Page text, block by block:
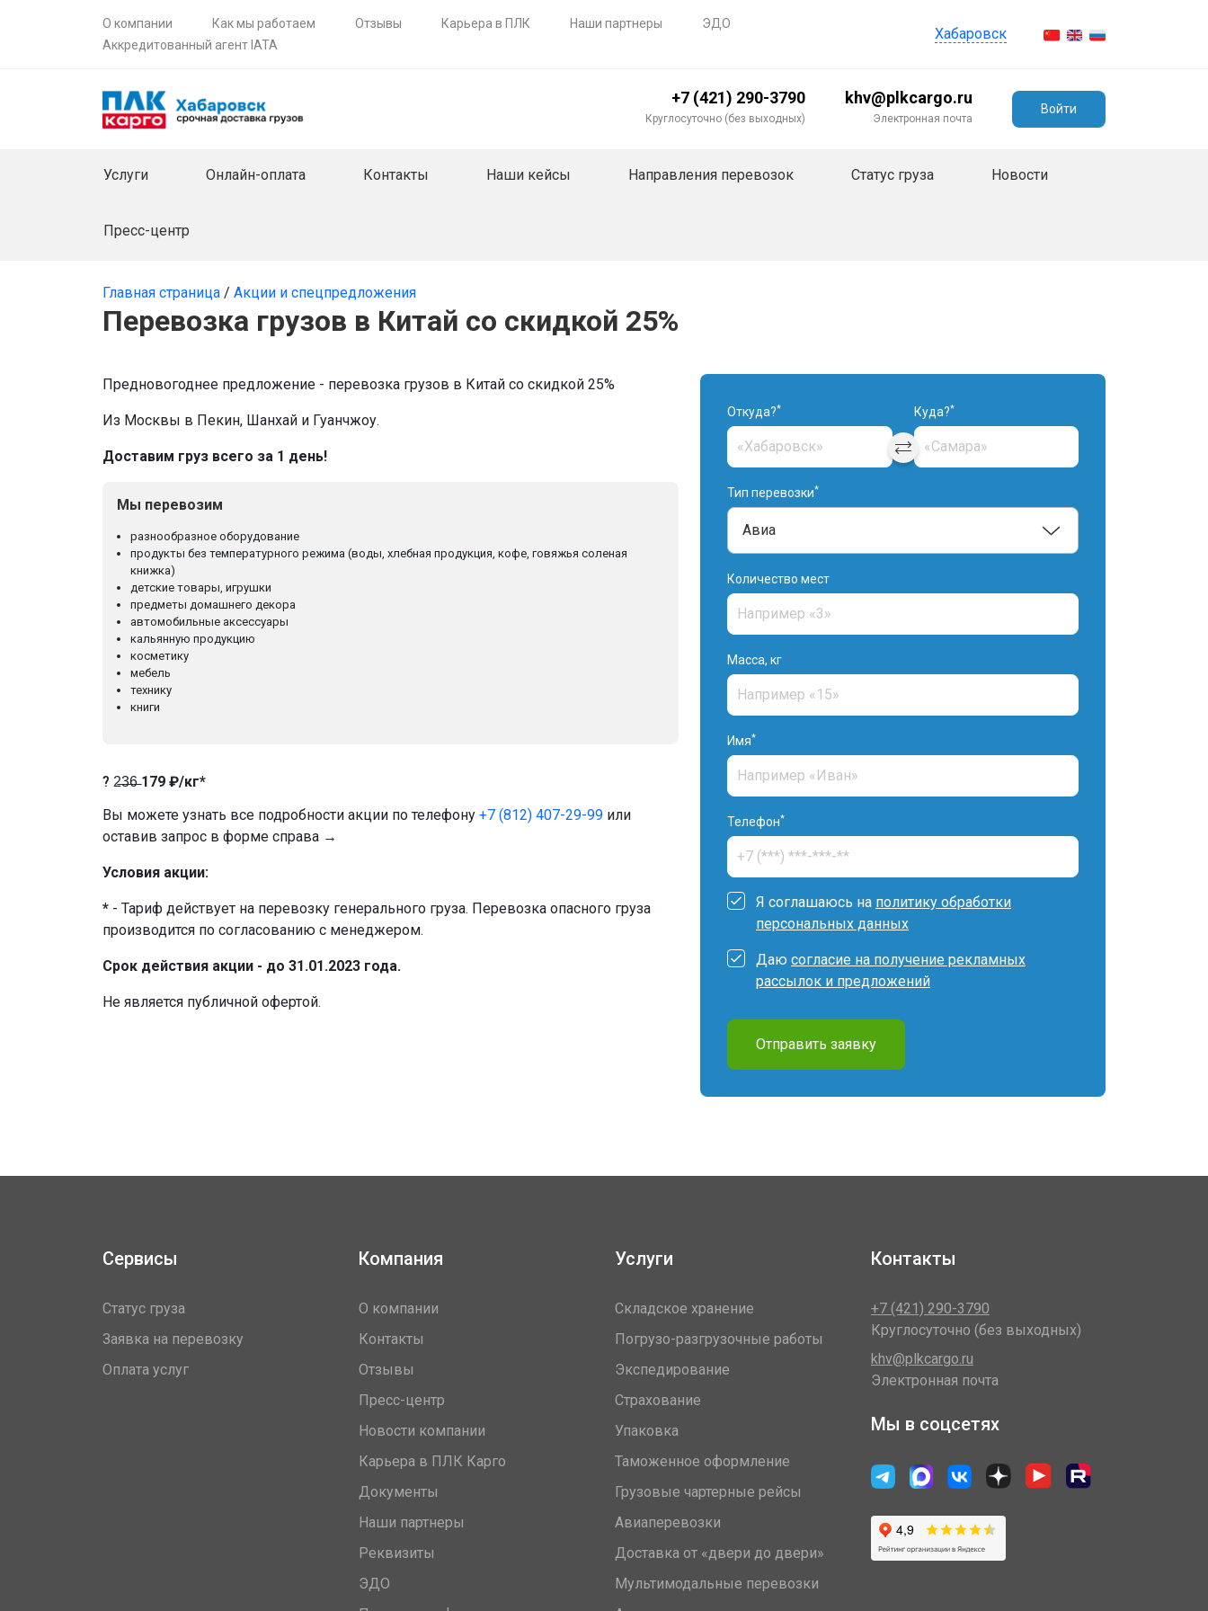
О компании Как мы работаем Отзывы Карьера в ПЛК Наши партнеры
ЭДО
Аккредитованный агент IATA
Хабаровск
+7 (421) 290-3790
Круглосуточно (без выходных)
khv@plkcargo.ru
Электронная почта
Войти
Услуги Онлайн-оплата Контакты Наши кейсы Направления перевозок Статус груза Новости
Пресс-центр
Главная страница / Акции и спецпредложения
Перевозка грузов в Китай со скидкой 25%
Предновогоднее предложение - перевозка грузов в Китай со скидкой 25%
Из Москвы в Пекин, Шанхай и Гуанчжоу.
Доставим груз всего за 1 день!
Мы перевозим
разнообразное оборудование
продукты без температурного режима (воды, хлебная продукция, кофе, говяжья соленая
книжка)
детские товары, игрушки
предметы домашнего декора
автомобильные аксессуары
кальянную продукцию
косметику
мебель
технику
книги
? 2̶3̶6̶179 ₽/кг*
Вы можете узнать все подробности акции по телефону +7 (812) 407-29-99 или
оставив запрос в форме справа →
Условия акции:
* - Тариф действует на перевозку генерального груза. Перевозка опасного груза
производится по согласованию с менеджером.
Срок действия акции - до 31.01.2023 года.
Не является публичной офертой.
Откуда?* Куда?*
Тип перевозки*
Количество мест
Масса, кг
Имя*
Телефон*
Я соглашаюсь на политику обработки
персональных данных
Даю согласие на получение рекламных
рассылок и предложений
Отправить заявку
Сервисы
Статус груза
Заявка на перевозку
Оплата услуг
Компания
О компании
Контакты
Отзывы
Пресс-центр
Новости компании
Карьера в ПЛК Карго
Документы
Наши партнеры
Реквизиты
ЭДО
Услуги
Складское хранение
Погрузо-разгрузочные работы
Экспедирование
Страхование
Упаковка
Таможенное оформление
Грузовые чартерные рейсы
Авиаперевозки
Доставка от «двери до двери»
Мультимодальные перевозки
Контакты
+7 (421) 290-3790
Круглосуточно (без выходных)
khv@plkcargo.ru
Электронная почта
Мы в соцсетях